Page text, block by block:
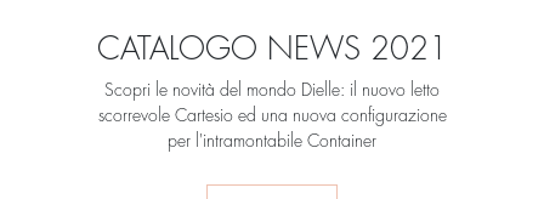
CATALOGO NEWS 2021
Scopri le novità del mondo Dielle: il nuovo letto
scorrevole Cartesio ed una nuova configurazione
per l'intramontabile Container